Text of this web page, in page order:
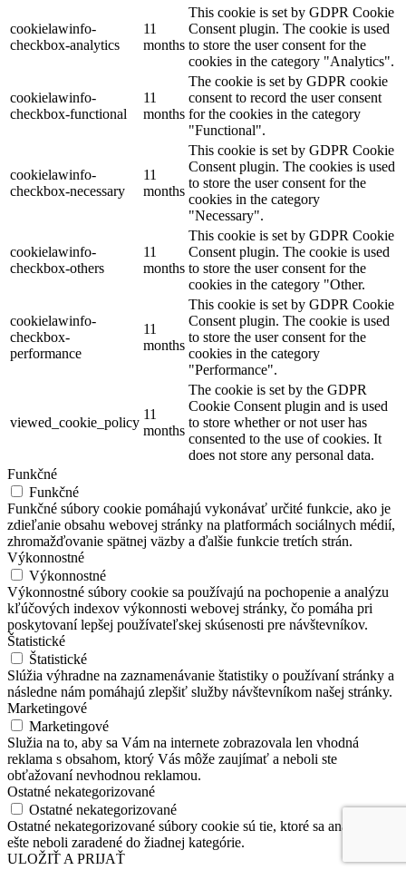
cookielawinfo-
checkbox-analytics
11
months
This cookie is set by GDPR Cookie
Consent plugin. The cookie is used
to store the user consent for the
cookies in the category "Analytics".
cookielawinfo-
checkbox-functional
11
months
The cookie is set by GDPR cookie
consent to record the user consent
for the cookies in the category
"Functional".
cookielawinfo-
checkbox-necessary
11
months
This cookie is set by GDPR Cookie
Consent plugin. The cookies is used
to store the user consent for the
cookies in the category
"Necessary".
cookielawinfo-
checkbox-others
11
months
This cookie is set by GDPR Cookie
Consent plugin. The cookie is used
to store the user consent for the
cookies in the category "Other.
cookielawinfo-
checkbox-
performance
11
months
This cookie is set by GDPR Cookie
Consent plugin. The cookie is used
to store the user consent for the
cookies in the category
"Performance".
viewed_cookie_policy
11
months
The cookie is set by the GDPR
Cookie Consent plugin and is used
to store whether or not user has
consented to the use of cookies. It
does not store any personal data.
Funkčné
Funkčné
Funkčné súbory cookie pomáhajú vykonávať určité funkcie, ako je
zdieľanie obsahu webovej stránky na platformách sociálnych médií,
zhromažďovanie spätnej väzby a ďalšie funkcie tretích strán.
Výkonnostné
Výkonnostné
Výkonnostné súbory cookie sa používajú na pochopenie a analýzu
kľúčových indexov výkonnosti webovej stránky, čo pomáha pri
poskytovaní lepšej používateľskej skúsenosti pre návštevníkov.
Štatistické
Štatistické
Slúžia výhradne na zaznamenávanie štatistiky o používaní stránky a
následne nám pomáhajú zlepšiť služby návštevníkom našej stránky.
Marketingové
Marketingové
Služia na to, aby sa Vám na internete zobrazovala len vhodná
reklama s obsahom, ktorý Vás môže zaujímať a neboli ste
obťažovaní nevhodnou reklamou.
Ostatné nekategorizované
Ostatné nekategorizované
Ostatné nekategorizované súbory cookie sú tie, ktoré sa analyzujú a
ešte neboli zaradené do žiadnej kategórie.
ULOŽIŤ A PRIJAŤ